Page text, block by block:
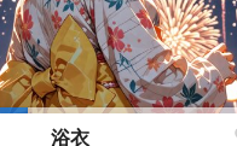
浴衣